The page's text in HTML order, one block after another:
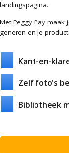
landingspagina.
Met Peggy Pay maak
generen en je
Kant-en-
Zelf foto's
Bibliotheek